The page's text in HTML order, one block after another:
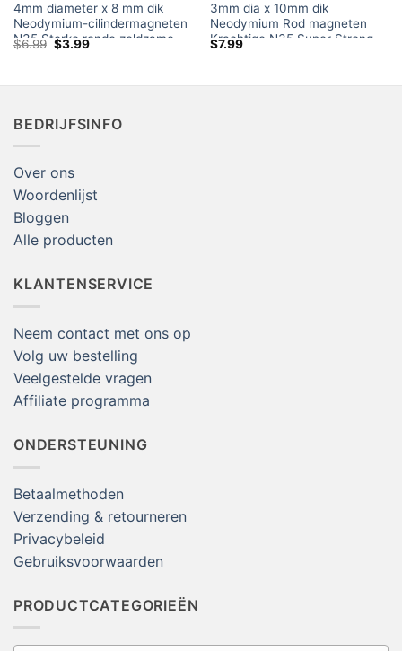
4mm diameter x 8 mm dik
Neodymium-cilindermagneten
N35 Sterke ronde zeldzame
aardstaafmagneet Verkoop UK
$6.99 Oorspronkelijke
prijs
$3.99Huidige
3mm dia x 10mm dik
Neodymium Rod magneten
Krachtige N35 Super Strong
Cylinder Rare Earth Magnet
Depot
$7.99
BEDRIJFSINFO
Over ons
Woordenlijst
Bloggen
Alle producten
KLANTENSERVICE
Neem contact met ons op
Volg uw bestelling
Veelgestelde vragen
Affiliate programma
ONDERSTEUNING
Betaalmethoden
Verzending & retourneren
Privacybeleid
Gebruiksvoorwaarden
PRODUCTCATEGORIEËN